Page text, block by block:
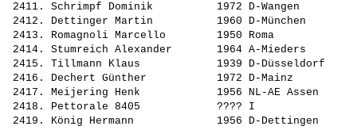
2411. Schrimpf Dominik
1972 D-Wangen
2412. Dettinger Martin
1960 D-München
2413. Romagnoli Marcello
1950 Roma
2414. Stumreich Alexander
1964 A-Mieders
2415. Tillmann Klaus
1939 D-Düsseldorf
2416. Dechert Günther
1972 D-Mainz
2417. Meijering Henk
1956 NL-AE Assen
2418. Pettorale 8405
???? I
2419. König Hermann
1956 D-Dettingen